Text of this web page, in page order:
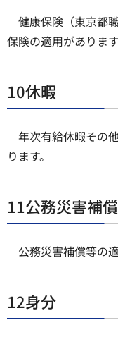
健康保険（東京都
保険の適用があります
10休暇
年次有給休暇その
ります。
11公務災害補
公務災害補償等の
12身分